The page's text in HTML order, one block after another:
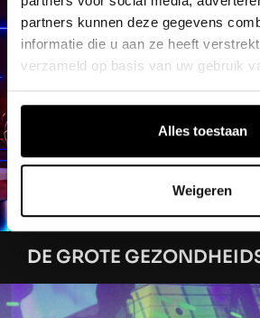
partners kunnen deze gegevens
informatie die u aan ze heeft
verzameld op basis van uw gebruik
Alles toestaan
Weigeren
DE GROTE